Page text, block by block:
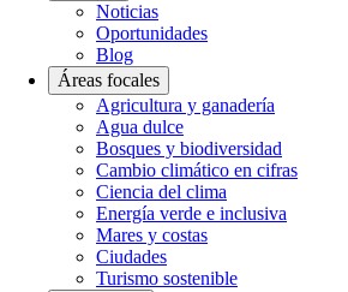
Noticias
Oportunidades
Blog
Áreas focales
Agricultura y ganadería
Agua dulce
Bosques y biodiversidad
Cambio climático en cifras
Ciencia del clima
Energía verde e inclusiva
Mares y costas
Ciudades
Turismo sostenible